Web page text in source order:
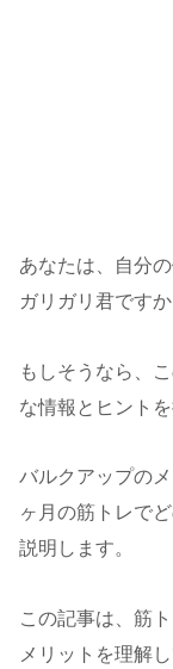
あなたは、自分
ガリガリ君ですか
もしそうなら、
な情報とヒントを
バルクアップの
ヶ月の筋トレで
説明します。
この記事は、筋
メリットを理解